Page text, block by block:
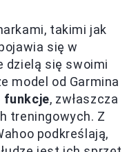
takimi jak
się w
dzielą się swoimi
model od Garmina
funkcje, zwłaszcza
treningowych. Z
podkreślają,